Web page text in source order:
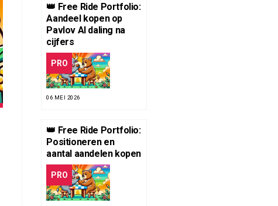
👑 Free Ride Portfolio:
Aandeel kopen op
Pavlov AI daling na
cijfers
PRO
06 MEI 2026
👑 Free Ride Portfolio:
Positioneren en
aantal aandelen kopen
PRO